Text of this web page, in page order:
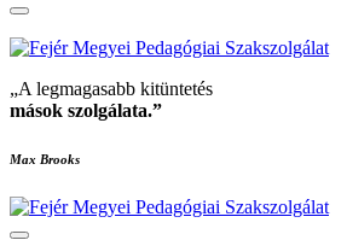
„A legmagasabb kitüntetés
mások szolgálata.”
Max Brooks